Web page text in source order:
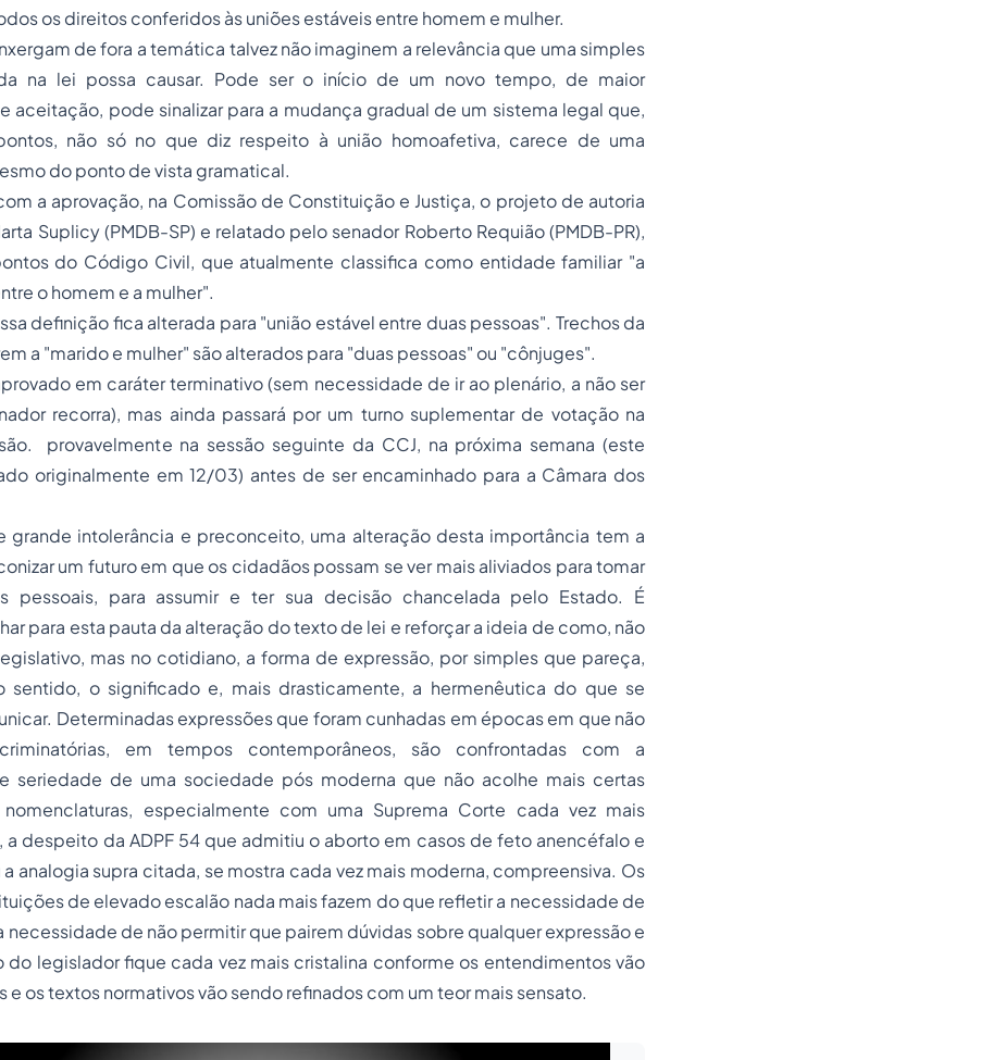
os direitos conferidos às uniões estáveis entre homem e mulher.
de fora a temática talvez não imaginem a relevância que uma simples
na lei possa causar. Pode ser o início de um novo tempo, de maior
aceitação, pode sinalizar para a mudança gradual de um sistema legal que,
não só no que diz respeito à união homoafetiva, carece de uma
do ponto de vista gramatical.
a aprovação, na Comissão de Constituição e Justiça, o projeto de autoria
Suplicy (PMDB-SP) e relatado pelo senador Roberto Requião (PMDB-PR),
do Código Civil, que atualmente classifica como entidade familiar "a
o homem e a mulher".
definição fica alterada para "união estável entre duas pessoas". Trechos da
a "marido e mulher" são alterados para "duas pessoas" ou "cônjuges".
em caráter terminativo (sem necessidade de ir ao plenário, a não ser
recorra), mas ainda passará por um turno suplementar de votação na
 provavelmente na sessão seguinte da CCJ, na próxima semana (este
originalmente em 12/03) antes de ser encaminhado para a Câmara dos
grande intolerância e preconceito, uma alteração desta importância tem a
um futuro em que os cidadãos possam se ver mais aliviados para tomar
pessoais, para assumir e ter sua decisão chancelada pelo Estado. É
para esta pauta da alteração do texto de lei e reforçar a ideia de como, não
mas no cotidiano, a forma de expressão, por simples que pareça,
sentido, o significado e, mais drasticamente, a hermenêutica do que se
Determinadas expressões que foram cunhadas em épocas em que não
em tempos contemporâneos, são confrontadas com a
seriedade de uma sociedade pós moderna que não acolhe mais certas
especialmente com uma Suprema Corte cada vez mais
a despeito da ADPF 54 que admitiu o aborto em casos de feto anencéfalo e
analogia supra citada, se mostra cada vez mais moderna, compreensiva. Os
de elevado escalão nada mais fazem do que refletir a necessidade de
necessidade de não permitir que pairem dúvidas sobre qualquer expressão e
do legislador fique cada vez mais cristalina conforme os entendimentos vão
e os textos normativos vão sendo refinados com um teor mais sensato.